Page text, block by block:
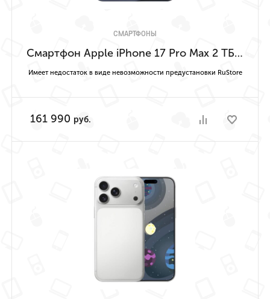
СМАРТФОНЫ
Смартфон Apple iPhone 17 Pro Max 2 ТБ («Насыщенный синий» | Deep Blue) Имеет недостаток в виде невозможности предустановки RuStore
Имеет недостаток в виде невозможности предустановки RuStore
161 990 руб.